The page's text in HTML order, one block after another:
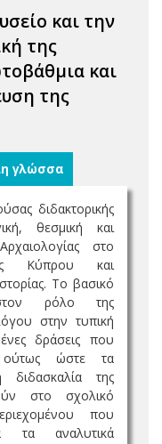
και την
της
και
της
γλώσσα
διδακτορικής
θεσμική και
στο
Κύπρου και
Το βασικό
στον ρόλο της
στην τυπική
δράσεις που
ούτως ώστε τα
της
στο σχολικό
που
τα αναλυτικά